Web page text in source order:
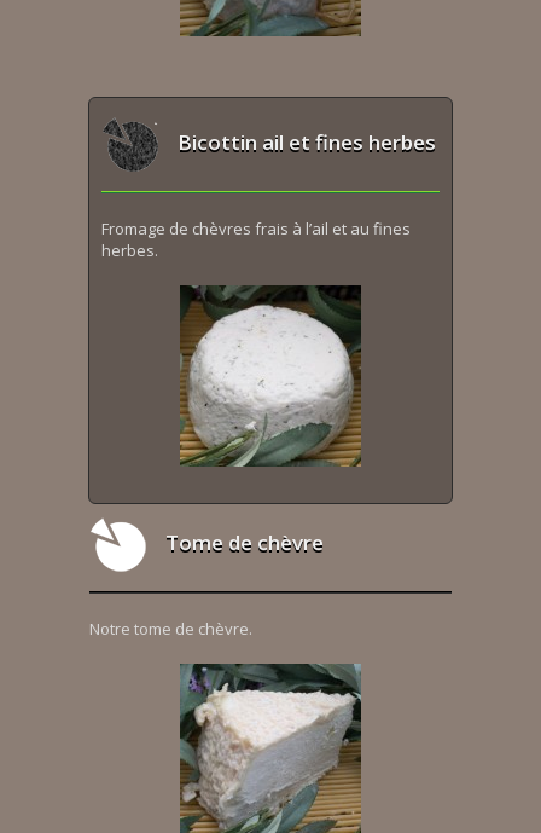
Bicottin ail et fines herbes
Fromage de chèvres frais à l’ail et au fines
herbes.
Tome de chèvre
Notre tome de chèvre.